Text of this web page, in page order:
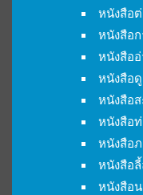
หนังสือ
หนังสือ
หนังสืออ่
หนังสือ
หนังสือ
หนังสือท่
หนังสือ
หนังสือ
หนังสือ